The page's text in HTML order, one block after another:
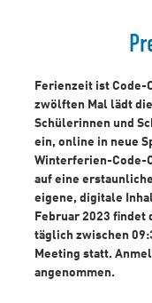
Ferienzeit ist
zwölften Mal lädt
Schülerinnen und
ein, online in neue
Winterferien-Code-
auf eine
eigene, digitale
Februar 2023 findet
täglich zwischen
Meeting statt.
angenommen.